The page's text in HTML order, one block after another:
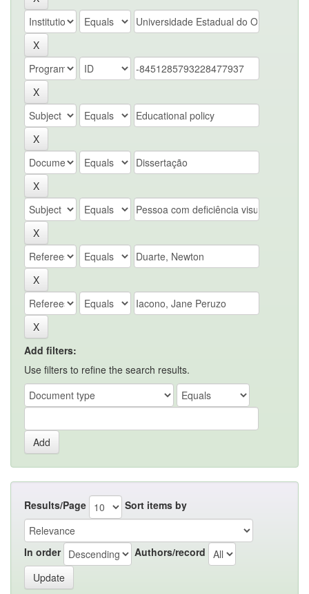
Add filters:
Use filters to refine the search results.
Results/Page Sort items by
In order Authors/record